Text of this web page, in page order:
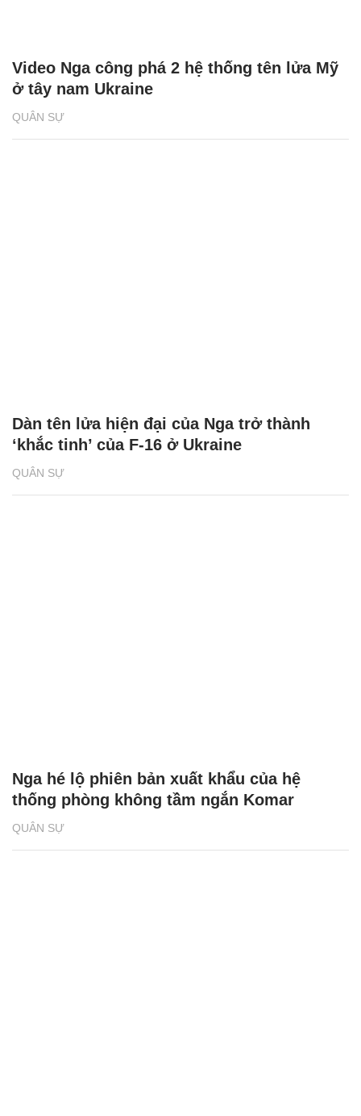
QUÂN SỰ
Video Nga công phá 2 hệ thống tên lửa Mỹ
ở tây nam Ukraine
QUÂN SỰ
Dàn tên lửa hiện đại của Nga trở thành
‘khắc tinh’ của F-16 ở Ukraine
QUÂN SỰ
Nga hé lộ phiên bản xuất khẩu của hệ
thống phòng không tầm ngắn Komar